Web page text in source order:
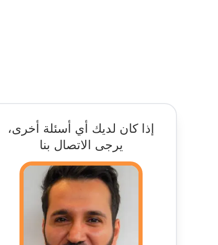
إذا كان لديك أي أسئلة أخرى،
يرجى الاتصال بنا